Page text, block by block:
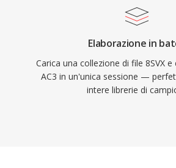
Elaborazione in
Carica una collezione di file 8SVX
AC3 in un'unica sessione —
intere librerie di